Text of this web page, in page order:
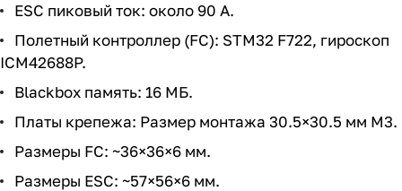
ESC пиковый ток: около 90 А.
Полетный контроллер (FC): STM32 F722, гироскоп
ICM42688P.
Blackbox память: 16 МБ.
Платы крепежа: Размер монтажа 30.5×30.5 мм M3.
Размеры FC: ~36×36×6 мм.
Размеры ESC: ~57×56×6 мм.